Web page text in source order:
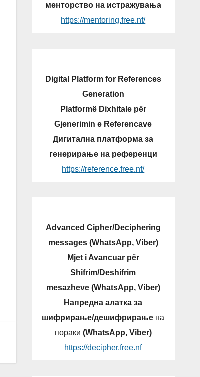
менторство на истражувања
https://mentoring.free.nf/
Digital Platform for References
Generation
Platformë Dixhitale për
Gjenerimin e Referencave
Дигитална платформа за
генерирање на референци
https://reference.free.nf/
Advanced Cipher/Deciphering
messages (WhatsApp, Viber)
Mjet i Avancuar për
Shifrim/Deshifrim
mesazheve (WhatsApp, Viber)
Напредна алатка за
шифрирање/дешифрирање на
пораки (WhatsApp, Viber)
https://decipher.free.nf